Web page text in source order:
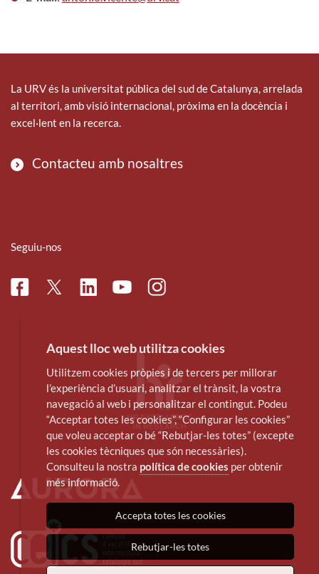
La URV és la universitat pública del sud de Catalunya, arrelada
al territori, amb visió internacional, pròxima en la docència i
excel·lent en la recerca.
Contacteu amb nosaltres
Seguiu-nos
FacebookTwitterLinkedinYoutubeInstagram
Aquest lloc web utilitza cookies
Utilitzem cookies pròpies i de tercers per millorar
l’experiència d’usuari, analitzar el trànsit, la vostra
navegació al web i personalitzar el contingut. Podeu
“Acceptar totes les cookies”, “Configurar les cookies”
que voleu acceptar o bé “Rebutjar-les totes” (excepte
les cookies tècniques que són necessàries).
Consulteu la nostra política de cookies per obtenir
més informació.
Accepta totes les cookies
Rebutjar-les totes